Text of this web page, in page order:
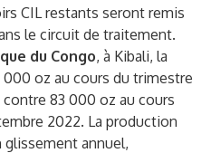
CIL restants seront remis
le circuit de traitement.
du Congo, à Kibali, la
oz au cours du trimestre
83 000 oz au cours
2022. La production
glissement annuel,